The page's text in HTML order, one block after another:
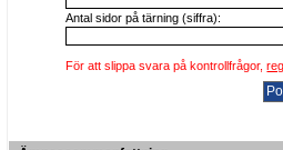
Antal sidor på tärning (siffra):
För att slippa svara på kontrollfrågor,